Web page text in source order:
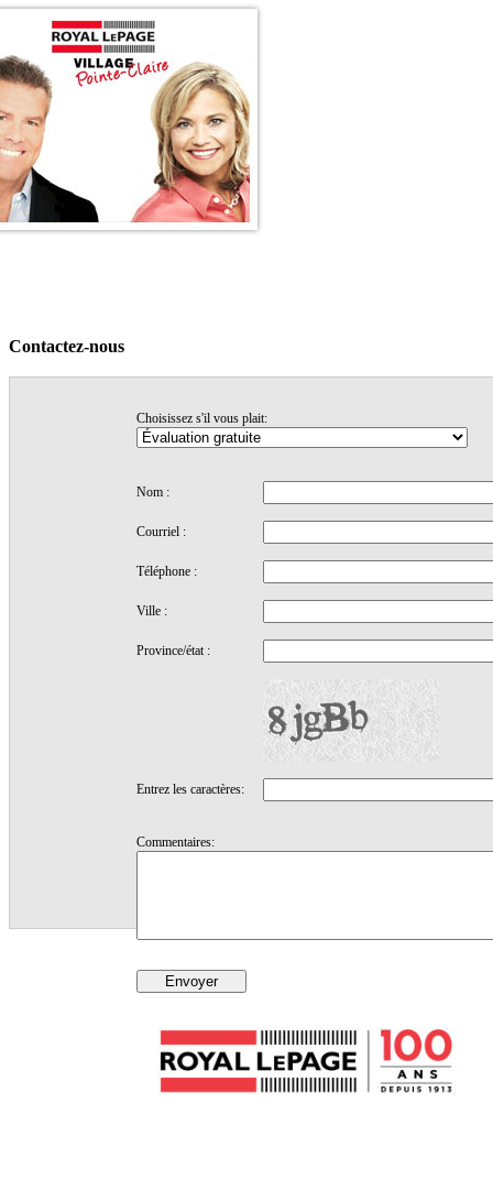
Accueil
Voir nos maisons
Témonignages
Trucs & conseils
Contactez-nous
Contactez-nous
Choisissez s'il vous plait:
Nom :
Courriel :
Téléphone :
Ville :
Province/état :
Entrez les caractères:
Commentaires: